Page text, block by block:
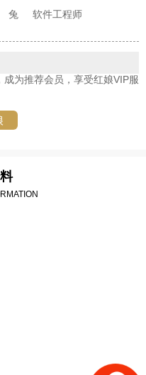
兔
软件工程师
为推荐会员，享受红娘VIP服